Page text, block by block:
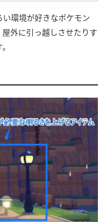
環境が好きなポケモン
外に引っ越しさせたりす